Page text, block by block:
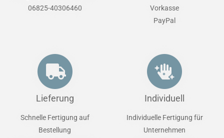
06825-40306460
Vorkasse
PayPal
Lieferung
Schnelle Fertigung auf
Bestellung
Individuell
Individuelle Fertigung für
Unternehmen